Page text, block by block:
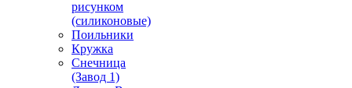
рисунком
(силиконовые)
Поильники
Кружка
Снечница
(Завод 1)